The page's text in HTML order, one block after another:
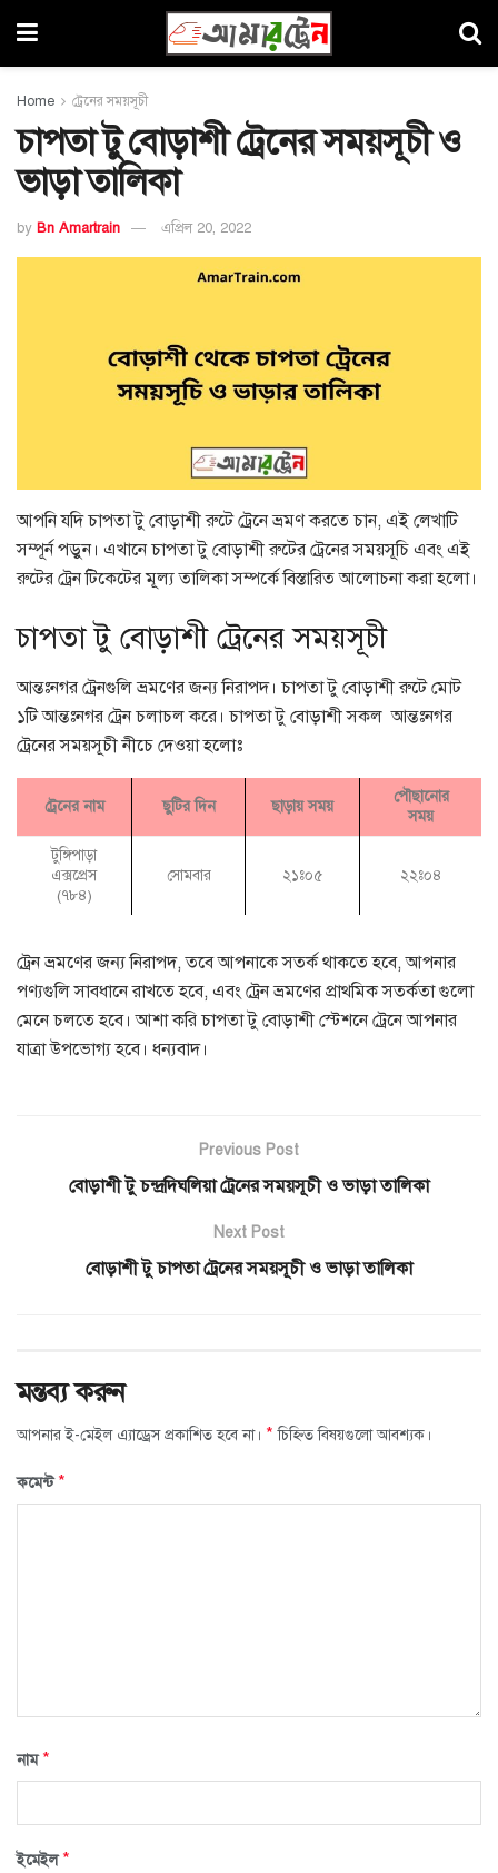
Home ট্রেনের সময়সূচী
চাপতা টু বোড়াশী ট্রেনের সময়সূচী ও
ভাড়া তালিকা
by Bn Amartrain এপ্রিল 20, 2022
আপনি যদি চাপতা টু বোড়াশী রুটে ট্রেনে ভ্রমণ করতে চান, এই লেখাটি
সম্পূর্ন পড়ুন। এখানে চাপতা টু বোড়াশী রুটের ট্রেনের সময়সূচি এবং এই
রুটের ট্রেন টিকেটের মূল্য তালিকা সম্পর্কে বিস্তারিত আলোচনা করা হলো।
চাপতা টু বোড়াশী ট্রেনের সময়সূচী
আন্তঃনগর ট্রেনগুলি ভ্রমণের জন্য নিরাপদ। চাপতা টু বোড়াশী রুটে মোট
১টি আন্তঃনগর ট্রেন চলাচল করে। চাপতা টু বোড়াশী সকল আন্তঃনগর
ট্রেনের সময়সূচী নীচে দেওয়া হলোঃ
ট্রেনের নাম ছুটির দিন ছাড়ায় সময়
পৌছানোর
সময়
টুঙ্গিপাড়া
এক্সপ্রেস
(৭৮৪)
সোমবার ২১ঃ০৫ ২২ঃ০৪
ট্রেন ভ্রমণের জন্য নিরাপদ, তবে আপনাকে সতর্ক থাকতে হবে, আপনার
পণ্যগুলি সাবধানে রাখতে হবে, এবং ট্রেন ভ্রমণের প্রাথমিক সতর্কতা গুলো
মেনে চলতে হবে। আশা করি চাপতা টু বোড়াশী স্টেশনে ট্রেনে আপনার
যাত্রা উপভোগ্য হবে। ধন্যবাদ।
Previous Post
বোড়াশী টু চন্দ্রদিঘলিয়া ট্রেনের সময়সূচী ও ভাড়া তালিকা
Next Post
বোড়াশী টু চাপতা ট্রেনের সময়সূচী ও ভাড়া তালিকা
মন্তব্য করুন
আপনার ই-মেইল এ্যাড্রেস প্রকাশিত হবে না। * চিহ্নিত বিষয়গুলো আবশ্যক।
কমেন্ট*
নাম*
ইমেইল*